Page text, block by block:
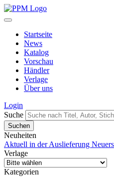
Startseite
News
Katalog
Vorschau
Händler
Verlage
Über uns
Login
Suche
Neuheiten
Aktuell in der Auslieferung
Verlage
Kategorien